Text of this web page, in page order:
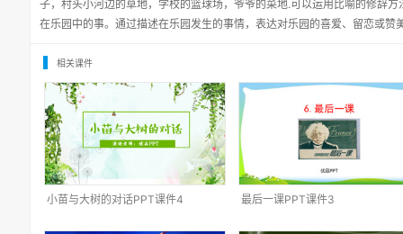
子，村头小河边的草地，学校的篮球场，爷爷的菜地.可以运用比喻的修辞
在乐园中的事。通过描述在乐园发生的事情，表达对乐园的喜爱、留恋或赞
相关课件
小苗与大树的对话PPT课件4 最后一课PPT课件3